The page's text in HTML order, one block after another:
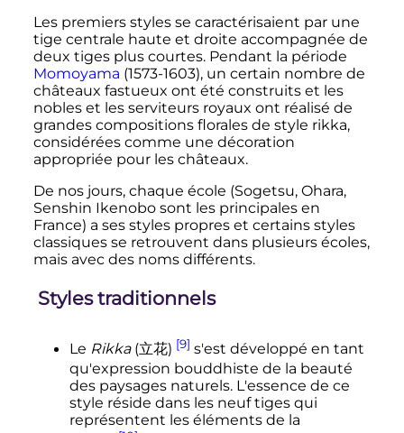
Les premiers styles se caractérisaient par une
tige centrale haute et droite accompagnée de
deux tiges plus courtes. Pendant la période
Momoyama (1573-1603), un certain nombre de
châteaux fastueux ont été construits et les
nobles et les serviteurs royaux ont réalisé de
grandes compositions florales de style rikka,
considérées comme une décoration
appropriée pour les châteaux.
De nos jours, chaque école (Sogetsu, Ohara,
Senshin Ikenobo sont les principales en
France) a ses styles propres et certains styles
classiques se retrouvent dans plusieurs écoles,
mais avec des noms différents.
Styles traditionnels
Le Rikka (立花) [9] s'est développé en tant
qu'expression bouddhiste de la beauté
des paysages naturels. L'essence de ce
style réside dans les neuf tiges qui
représentent les éléments de la